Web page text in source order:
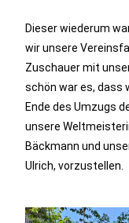
Dieser wiederum
wir unsere
Zuschauer mit
schön war es, dass
Ende des Umzugs
unsere
Bäckmann und
Ulrich, vorzustellen.